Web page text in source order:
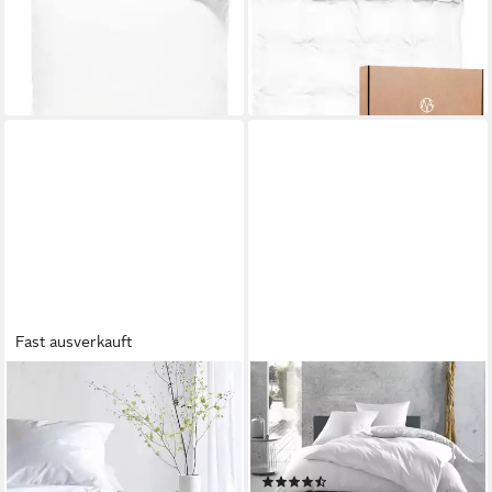
UVP99,00 €
Fast ausverkauft
Bettwäsche Premium Satin
Bettwäsche Paris, Mako-Satin,
2 teilig, hochwertige Uni
Premium Bettwäsche mit
BETTWAESCHE-MIT-STIL
Bettwäsche Mako Satin
Bettwäsche uni einfarbig,
Mako-Satin, 2 teilig